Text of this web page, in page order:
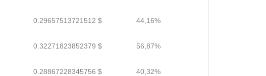
0.29657513721512 $ 44,16%
0.32271823852379 $ 56,87%
0.28867228345756 $ 40,32%